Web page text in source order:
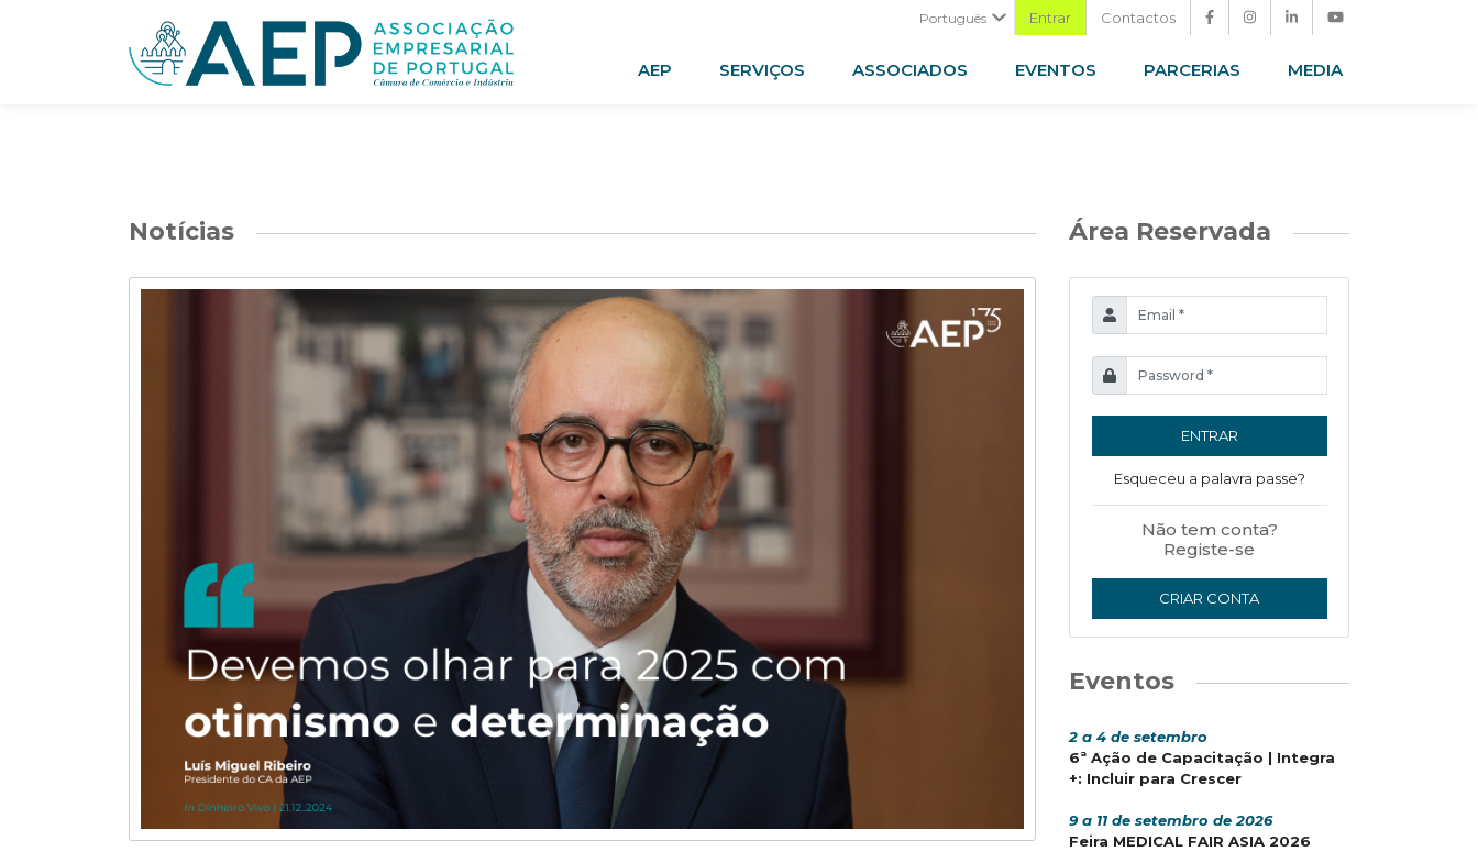
Português Entrar Contactos
AEP SERVIÇOS ASSOCIADOS EVENTOS PARCERIAS MEDIA
Notícias Área Reservada
ENTRAR
Esqueceu a palavra passe?
Não tem conta?
Registe-se
CRIAR CONTA
Eventos
2 a 4 de setembro
6ª Ação de Capacitação | Integra
+: Incluir para Crescer
9 a 11 de setembro de 2026
Feira MEDICAL FAIR ASIA 2026